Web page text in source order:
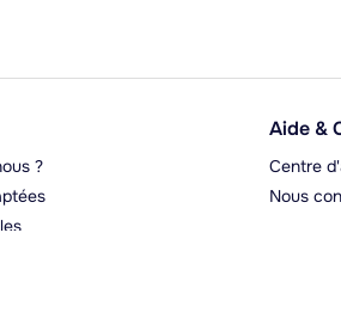
?
Aide &
Centre
Nous